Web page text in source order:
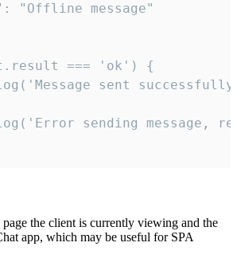
"Offline message"
=== 'ok') {
sent
sending message,
the client is currently viewing and the
app, which may be useful for SPA